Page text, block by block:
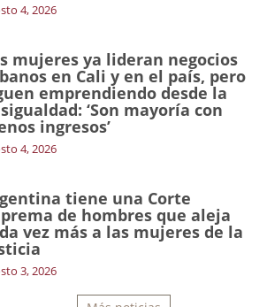
4, 2026
mujeres ya lideran negocios
en Cali y en el país, pero
emprendiendo desde la
‘Son mayoría con
ingresos’
4, 2026
tiene una Corte
de hombres que aleja
vez más a las mujeres de la
3, 2026